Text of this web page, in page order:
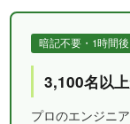
暗記不要・1時間
3,100名以
プロのエンジニ